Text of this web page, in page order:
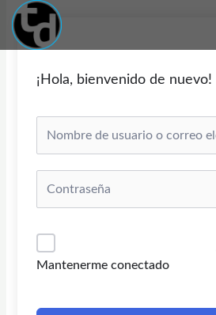
contenido
¡Hola, bienvenido de nuevo!
Mantenerme conectado